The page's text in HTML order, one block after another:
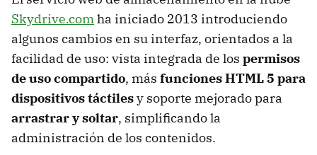
Skydrive.comha iniciado 2013 introduciendo
algunos cambios en su interfaz, orientados a la
facilidad de uso: vista integrada de los permisos
de uso compartido, más funciones HTML 5 para
dispositivos táctilesy soporte mejorado para
arrastrar y soltar, simplificando la
administración de los contenidos.